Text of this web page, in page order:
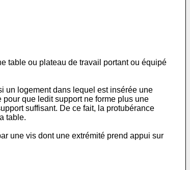
table ou plateau de travail portant ou équipé
un logement dans lequel est insérée une
que ledit support ne forme plus une
suffisant. De ce fait, la protubérance
table.
une vis dont une extrémité prend appui sur